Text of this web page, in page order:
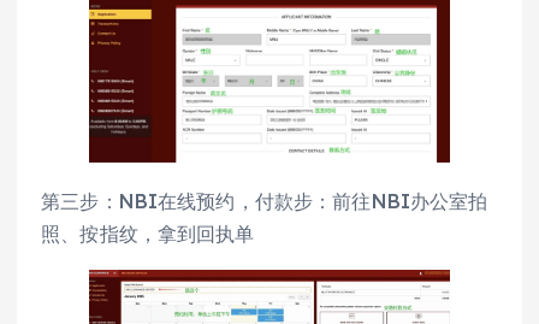
第三步：NBI在线预约，付款步：前往NBI办公室拍
照、按指纹，拿到回执单